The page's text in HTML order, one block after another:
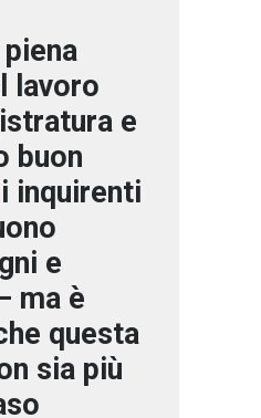
lavoro
e
buon
inquirenti
e
ma è
questa
sia più